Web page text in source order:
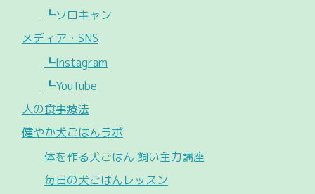
┗ソロキャン
メディア・SNS
┗Instagram
┗YouTube
人の食事療法
健やか犬ごはんラボ
体を作る犬ごはん 飼い主力講座
毎日の犬ごはんレッスン